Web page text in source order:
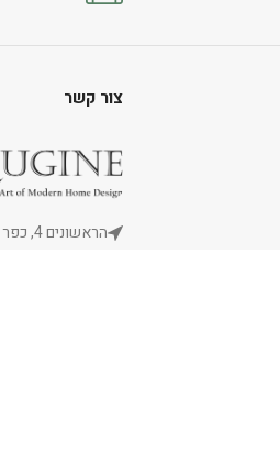
צור קשר
הראשונים 4, כפר שמריהו